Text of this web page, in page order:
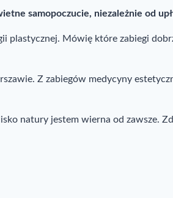
samopoczucie, niezależnie od
plastycznej. Mówię które zabiegi
Z zabiegów medycyny
natury jestem wierna od zawsze.